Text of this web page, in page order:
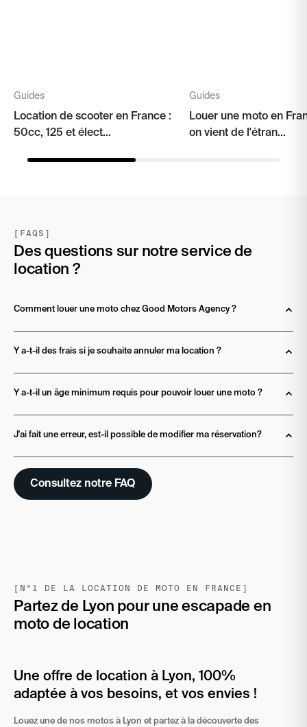
Guides
Location de scooter en France :
50cc, 125 et élect...
Guides
Louer une moto en
on vient de l'étran...
[FAQS]
Des questions sur notre service de
location ?
Comment louer une moto chez Good Motors Agency ?
Y a-t-il des frais si je souhaite annuler ma location ?
Y a-t-il un âge minimum requis pour pouvoir louer une moto ?
J'ai fait une erreur, est-il possible de modifier ma réservation?
Consultez notre FAQ
[N°1 DE LA LOCATION DE MOTO EN FRANCE]
Partez de Lyon pour une escapade en
moto de location
Une offre de location à Lyon, 100%
adaptée à vos besoins, et vos envies !
Louez une de nos motos à Lyon et partez à la découverte des